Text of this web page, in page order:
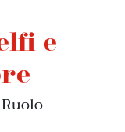
e